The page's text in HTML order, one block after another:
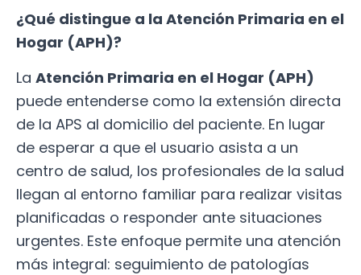
¿Qué distingue a la Atención Primaria en el
Hogar (APH)?
La Atención Primaria en el Hogar (APH)
puede entenderse como la extensión directa
de la APS al domicilio del paciente. En lugar
de esperar a que el usuario asista a un
centro de salud, los profesionales de la salud
llegan al entorno familiar para realizar visitas
planificadas o responder ante situaciones
urgentes. Este enfoque permite una atención
más integral: seguimiento de patologías